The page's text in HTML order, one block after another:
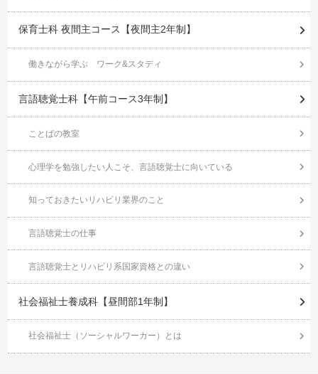
保育士科 夜間主コース【夜間主2年制】
働きながら学ぶ ワーク&スタディ
言語聴覚士科【午前コース3年制】
ことばの教室
心理学を勉強したい人こそ、言語聴覚士に向いている
知っておきたいリハビリ業界のこと
言語聴覚士の仕事
言語聴覚士とリハビリ系国家資格との違い
社会福祉士養成科【昼間部1年制】
社会福祉士（ソーシャルワーカー）とは